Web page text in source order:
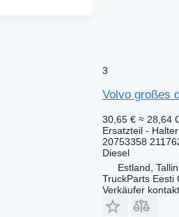
3
Volvo großes
30,65 € ≈ 28,64
Ersatzteil - Halter
20753358
Diesel
Estland,
TruckParts Eesti
Verkäufer